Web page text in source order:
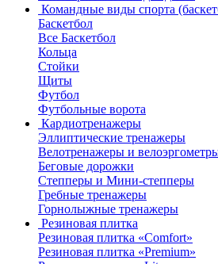
Командные виды спорта
Баскетбол
Все Баскетбол
Кольца
Стойки
Щиты
Футбол
Футбольные ворота
Кардиотренажеры
Эллиптические тренажеры
Велотренажеры и
Беговые дорожки
Степперы и Мини-степперы
Гребные тренажеры
Горнолыжные тренажеры
Резиновая плитка
Резиновая плитка «Comfort»
Резиновая плитка «Premium»